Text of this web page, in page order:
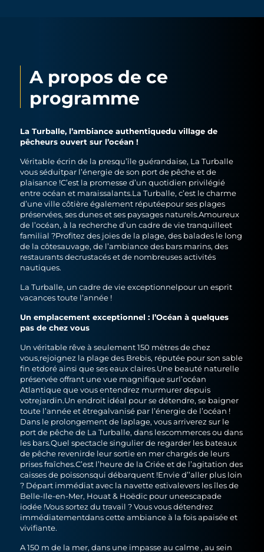
A propos de ce
programme
La Turballe, l’ambiance authentiquedu village de
pêcheurs ouvert sur l’océan !
Véritable écrin de la presqu’île guérandaise, La Turballe
vous séduitpar l’énergie de son port de pêche et de
plaisance !C’est la promesse d’un quotidien privilégié
entre océan et maraissalants.La Turballe, c’est le charme
d’une ville côtière également réputéepour ses plages
préservées, ses dunes et ses paysages naturels.Amoureux
de l’océan, à la recherche d’un cadre de vie tranquilleet
familial ?Profitez des joies de la plage, des balades le long
de la côtesauvage, de l’ambiance des bars marins, des
restaurants decrustacés et de nombreuses activités
nautiques.
La Turballe, un cadre de vie exceptionnelpour un esprit
vacances toute l’année !
Un emplacement exceptionnel : l’Océan à quelques
pas de chez vous
Un véritable rêve à seulement 150 mètres de chez
vous,rejoignez la plage des Brebis, réputée pour son sable
fin etdoré ainsi que ses eaux claires.Une beauté naturelle
préservée offrant une vue magnifique surl’océan
Atlantique que vous entendrez murmurer depuis
votrejardin.Un endroit idéal pour se détendre, se baigner
toute l’année et êtregalvanisé par l’énergie de l’océan !
Dans le prolongement de laplage, vous arriverez sur le
port de pêche de La Turballe, dans lescommerces ou dans
les bars.Quel spectacle singulier de regarder les bateaux
de pêche revenirde leur sortie en mer chargés de leurs
prises fraîches.C’est l’heure de la Criée et de l’agitation des
caisses de poissonsqui débarquent !Envie d’’aller plus loin
? Départ immédiat avec la navette estivalevers les îles de
Belle-Ile-en-Mer, Houat & Hoëdic pour uneescapade
iodée !Vous sortez du travail ? Vous vous détendrez
immédiatementdans cette ambiance à la fois apaisée et
vivifiante.
A 150 m de la mer, dans une impasse au calme , au sein